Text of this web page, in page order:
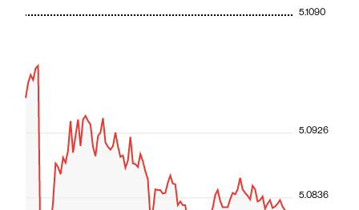
5.0836
5.0926
5.1090